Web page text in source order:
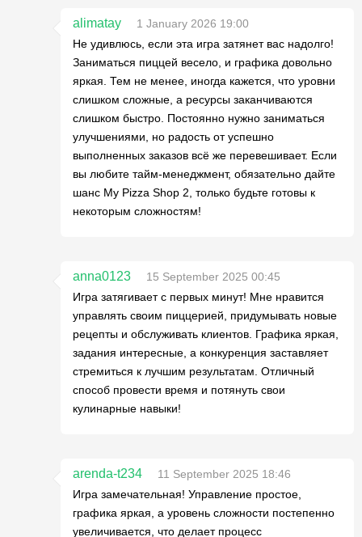
alimatay
1 January 2026 19:00
Не удивлюсь, если эта игра затянет вас надолго!
Заниматься пиццей весело, и графика довольно
яркая. Тем не менее, иногда кажется, что уровни
слишком сложные, а ресурсы заканчиваются
слишком быстро. Постоянно нужно заниматься
улучшениями, но радость от успешно
выполненных заказов всё же перевешивает. Если
вы любите тайм-менеджмент, обязательно дайте
шанс My Pizza Shop 2, только будьте готовы к
некоторым сложностям!
anna0123
15 September 2025 00:45
Игра затягивает с первых минут! Мне нравится
управлять своим пиццерией, придумывать новые
рецепты и обслуживать клиентов. Графика яркая,
задания интересные, а конкуренция заставляет
стремиться к лучшим результатам. Отличный
способ провести время и потянуть свои
кулинарные навыки!
arenda-t234
11 September 2025 18:46
Игра замечательная! Управление простое,
графика яркая, а уровень сложности постепенно
увеличивается, что делает процесс